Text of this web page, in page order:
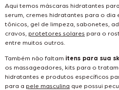
Aqui temos máscaras hidratantes
serum, cremes hidratantes para o dia
tônicos, gel de limpeza, sabonetes,
cravos, protetores solares para o
entre muitos outros.
Também não faltam itens para sua
os massageadores, kits para o
hidratantes e produtos específicos
para a pele masculina que possui